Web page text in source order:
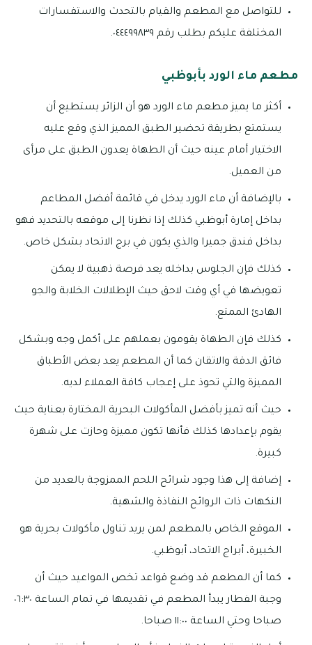
للتواصل مع المطعم والقيام بالتحدث والاستفسارات
المختلفة عليكم بطلب رقم ٠٤٤٤٩٩٨٣٩.
مطعم ماء الورد بأبوظبي
أكثر ما يميز مطعم ماء الورد هو أن الزائر يستطيع أن
يستمتع بطريقة تحضير الطبق المميز الذي وقع عليه
الاختيار أمام عينه حيث أن الطهاة يعدون الطبق على مرأى
من العميل.
بالإضافة أن ماء الورد يدخل في قائمة أفضل المطاعم
بداخل إمارة أبوظبي كذلك إذا نظرنا إلى موقعه بالتحديد فهو
بداخل فندق جميرا والذي يكون في برج الاتحاد بشكل خاص.
كذلك فإن الجلوس بداخله يعد فرصة ذهبية لا يمكن
تعويضها في أي وقت لاحق حيث الإطلالات الخلابة والجو
الهادئ الممتع.
كذلك فإن الطهاة يقومون بعملهم على أكمل وجه وبشكل
فائق الدقة والاتقان كما أن المطعم يعد بعض الأطباق
المميزة والتي تحوذ على إعجاب كافة العملاء لديه.
حيث أنه تميز بأفضل المأكولات البحرية المختارة بعناية حيث
يقوم بإعدادها كذلك فأنها تكون مميزة وحازت على شهرة
كبيرة.
إضافة إلى هذا وجود شرائح اللحم الممزوجة بالعديد من
النكهات ذات الروائح النفاذة والشهية.
الموقع الخاص بالمطعم لمن يريد تناول مأكولات بحرية هو
الخبيرة، أبراج الاتحاد، أبوظبي.
كما أن المطعم قد وضع قواعد تخص المواعيد حيث أن
وجبة الفطار يبدأ المطعم في تقديمها في تمام الساعة ٠٦:٣٠
صباحا وحتي الساعة ١١:٠٠ صباحا.